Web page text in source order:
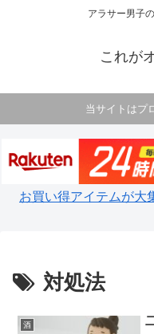
アラサー男子
これが
当サイトはプ
お買い得アイテムが大
対処法
酒